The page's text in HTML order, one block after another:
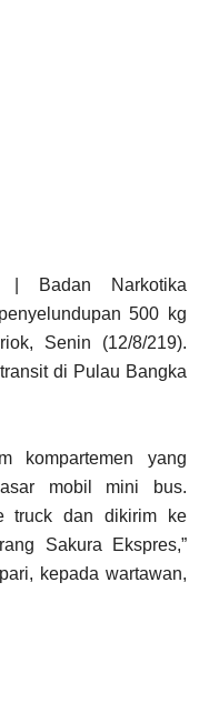
| Badan Narkotika
500 kg
Senin (12/8/219).
di Pulau Bangka
kompartemen yang
mobil mini bus.
truck dan dikirim ke
Sakura Ekspres,”
kepada wartawan,